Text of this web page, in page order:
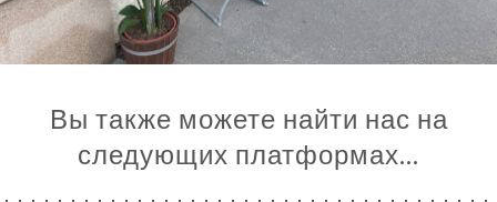
Вы также можете найти нас на
следующих платформах…